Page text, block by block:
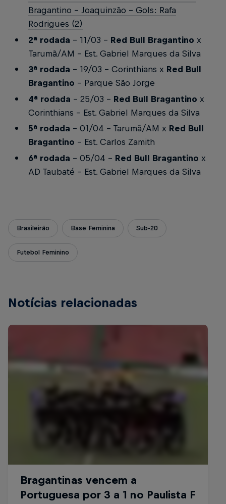
Bragantino - Joaquinzão – Gols: Rafa
Rodrigues (2)
2ª rodada - 11/03 – Red Bull Bragantino x
Tarumã/AM – Est. Gabriel Marques da Silva
3ª rodada – 19/03 – Corinthians x Red Bull
Bragantino – Parque São Jorge
4ª rodada – 25/03 – Red Bull Bragantino x
Corinthians – Est. Gabriel Marques da Silva
5ª rodada – 01/04 – Tarumã/AM x Red Bull
Bragantino – Est. Carlos Zamith
6ª rodada – 05/04 - Red Bull Bragantino x
AD Taubaté – Est. Gabriel Marques da Silva
Brasileirão Base Feminina Sub-20
Futebol Feminino
Notícias relacionadas